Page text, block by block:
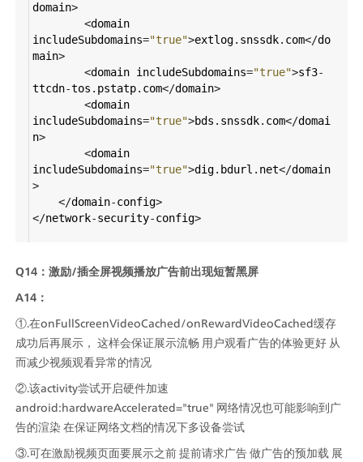
domain>
<domain
includeSubdomains="true">extlog. snssdk. com</do
main>
<domain includeSubdomains="true">sf3-
ttcdn-tos . pstatp. com</domain>
<domain
includeSubdomains="true">bds . snssdk. com</domai
n>
<domain
includeSubdomains="true">dig. bdurl . net</domain
>
</domain-config>
</network-security-config>
Q14：激励/插全屏视频播放广告前出现短暂黑屏
A14：
①.在onFullScreenVideoCached/onRewardVideoCached缓存
成功后再展示， 这样会保证展示流畅 用户观看广告的体验更好 从
而减少视频观看异常的情况
②.该activity尝试开启硬件加速
android:hardwareAccelerated="true" 网络情况也可能影响到广
告的渲染 在保证网络文档的情况下多设备尝试
③.可在激励视频页面要展示之前 提前请求广告 做广告的预加载 展